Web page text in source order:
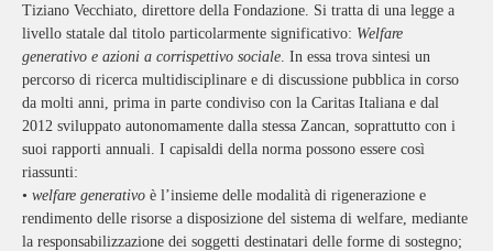
Tiziano Vecchiato, direttore della Fondazione. Si tratta di una legge a
livello statale dal titolo particolarmente significativo: Welfare
generativo e azioni a corrispettivo sociale . In essa trova sintesi un
percorso di ricerca multidisciplinare e di discussione pubblica in corso
da molti anni, prima in parte condiviso con la Caritas Italiana e dal
2012 sviluppato autonomamente dalla stessa Zancan, soprattutto con i
suoi rapporti annuali. I capisaldi della norma possono essere così
riassunti:
• welfare generativo è l’insieme delle modalità di rigenerazione e
rendimento delle risorse a disposizione del sistema di welfare, mediante
la responsabilizzazione dei soggetti destinatari delle forme di sostegno;